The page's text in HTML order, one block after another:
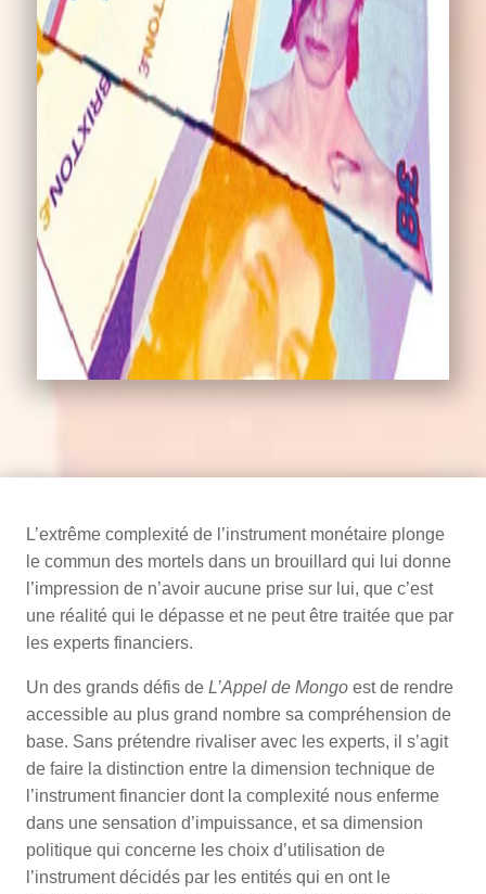
L’extrême complexité de l’instrument monétaire plonge
le commun des mortels dans un brouillard qui lui donne
l’impression de n’avoir aucune prise sur lui, que c’est
une réalité qui le dépasse et ne peut être traitée que par
les experts financiers.
Un des grands défis de L’Appel de Mongo est de rendre
accessible au plus grand nombre sa compréhension de
base. Sans prétendre rivaliser avec les experts, il s’agit
de faire la distinction entre la dimension technique de
l’instrument financier dont la complexité nous enferme
dans une sensation d’impuissance, et sa dimension
politique qui concerne les choix d’utilisation de
l’instrument décidés par les entités qui en ont le